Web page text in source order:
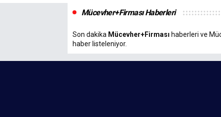
Mücevher+Firması Haberleri
Son dakika Mücevher+Firması haberleri ve
haber listeleniyor.